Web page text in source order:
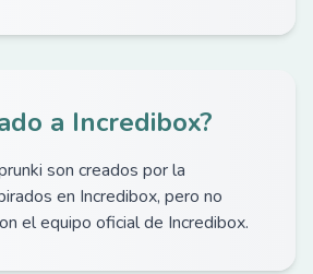
a Incredibox?
son creados por la
en Incredibox, pero no
el equipo oficial de Incredibox.